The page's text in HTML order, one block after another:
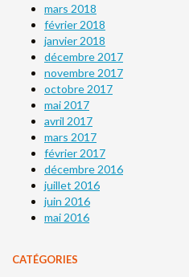
mars 2018
février 2018
janvier 2018
décembre 2017
novembre 2017
octobre 2017
mai 2017
avril 2017
mars 2017
février 2017
décembre 2016
juillet 2016
juin 2016
mai 2016
CATÉGORIES